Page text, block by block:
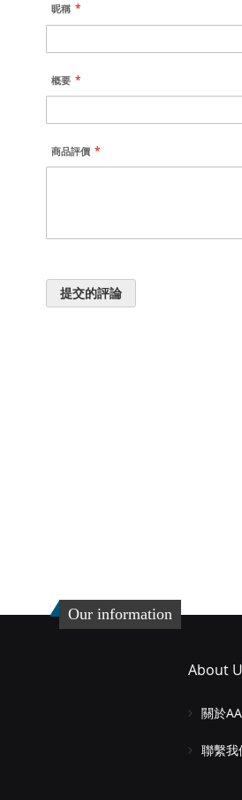
昵稱
概要
商品評價
提交的評論
Our information
About
關於
聯繫我